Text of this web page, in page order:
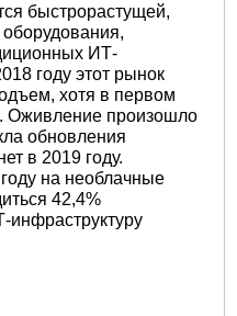
быстрорастущей,
ИТ-
году этот рынок
хотя в первом
Оживление произошло
обновления
в 2019 году.
на необлачные
42,4%
инфраструктуру